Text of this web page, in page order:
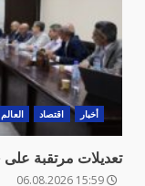
أخبار اقتصاد
تعديلات مرتقبة